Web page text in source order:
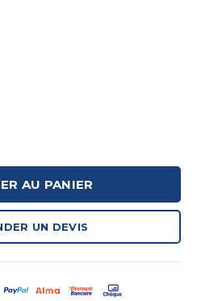
AU PANIER
UN DEVIS